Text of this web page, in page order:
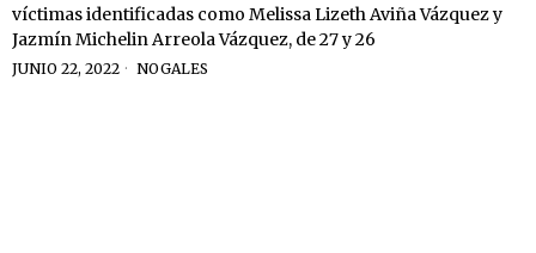
víctimas identificadas como Melissa Lizeth Aviña Vázquez y
Jazmín Michelin Arreola Vázquez, de 27 y 26
JUNIO 22, 2022 NOGALES